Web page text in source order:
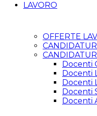
LAVORO
OFFERTE
Docenti
Docenti
Docenti
Docenti
Docenti